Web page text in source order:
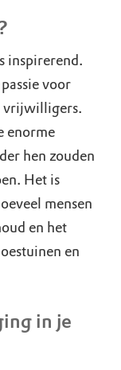
inspirerend.
voor
vrijwilligers.
enorme
hen zouden
Het is
mensen
en het
en
in je